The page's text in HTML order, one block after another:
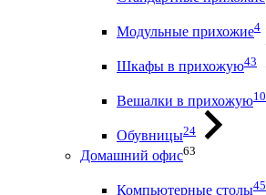
Модульные прихожие4
Шкафы в прихожую43
Вешалки в прихожую10
Обувницы24
Домашний офис63
Компьютерные столы45